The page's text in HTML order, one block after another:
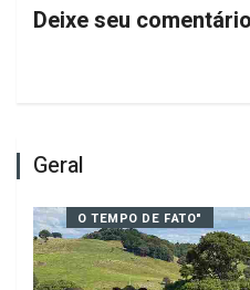
Deixe seu comentário
Geral
O TEMPO DE FATO"